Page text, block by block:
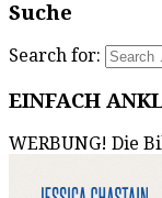
Suche
Search for:
EINFACH
WERBUNG! Die